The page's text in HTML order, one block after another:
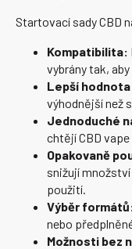
Startovací sady CBD
Kompatibilita:
vybrány tak,
Lepší
výhodnější než
Jednoduché
chtějí CBD
Opakovaně
snižují
použití.
Výběr
nebo
Možnosti bez